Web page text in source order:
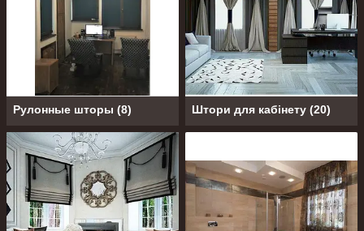
Рулонные шторы (8) Штори для кабінету (20)